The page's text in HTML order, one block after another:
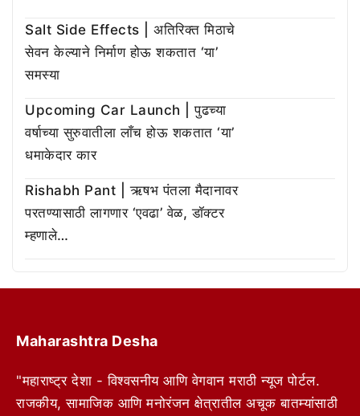
Salt Side Effects | अतिरिक्त मिठाचे
सेवन केल्याने निर्माण होऊ शकतात ‘या’
समस्या
Upcoming Car Launch | पुढच्या
वर्षाच्या सुरुवातीला लाँच होऊ शकतात ‘या’
धमाकेदार कार
Rishabh Pant | ऋषभ पंतला मैदानावर
परतण्यासाठी लागणार ‘एवढा’ वेळ, डॉक्टर
म्हणाले…
Maharashtra Desha
"महाराष्ट्र देशा - विश्वसनीय आणि वेगवान मराठी न्यूज पोर्टल.
राजकीय, सामाजिक आणि मनोरंजन क्षेत्रातील अचूक बातम्यांसाठी